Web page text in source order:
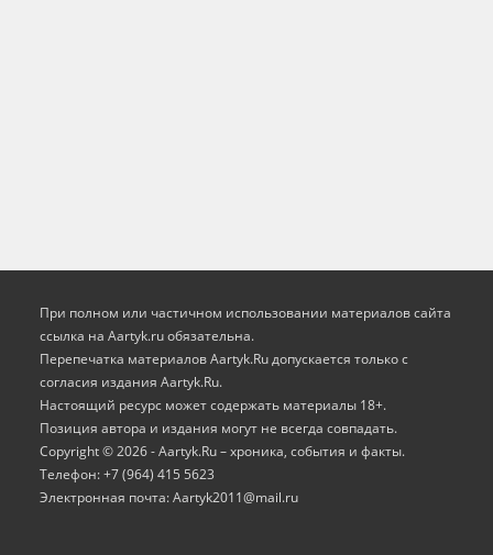
При полном или частичном использовании материалов сайта
ссылка на Aartyk.ru oбязательна.
Перепечатка материалов Aartyk.Ru допускается только с
согласия издания Aartyk.Ru.
Настоящий ресурс может содержать материалы 18+.
Позиция автора и издания могут не всегда совпадать.
Copyright © 2026 - Aartyk.Ru – хроника, события и факты.
Телефон: +7 (964) 415 5623
Электронная почта: Aartyk2011@mail.ru